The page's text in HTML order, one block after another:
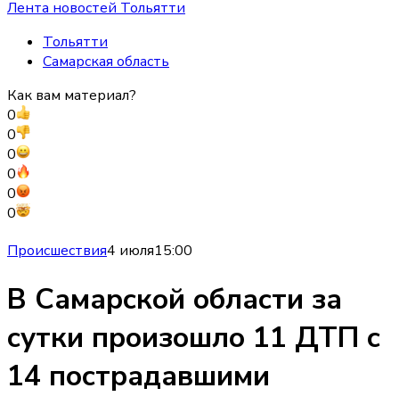
Лента новостей Тольятти
Тольятти
Самарская область
Как вам материал?
0
0
0
0
0
0
Происшествия4 июля15:00
В Самарской области за
сутки произошло 11 ДТП с
14 пострадавшими